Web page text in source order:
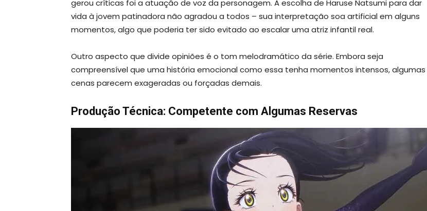
gerou críticas foi a atuação de voz da personagem. A escolha de Haruse Natsumi para dar
vida à jovem patinadora não agradou a todos – sua interpretação soa artificial em alguns
momentos, algo que poderia ter sido evitado ao escalar uma atriz infantil real.
Outro aspecto que divide opiniões é o tom melodramático da série. Embora seja
compreensível que uma história emocional como essa tenha momentos intensos, algumas
cenas parecem exageradas ou forçadas demais.
Produção Técnica: Competente com Algumas Reservas